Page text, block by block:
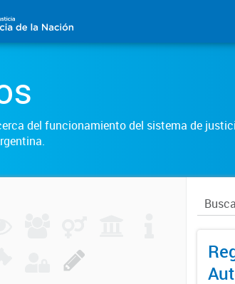
del funcionamiento del sistema de